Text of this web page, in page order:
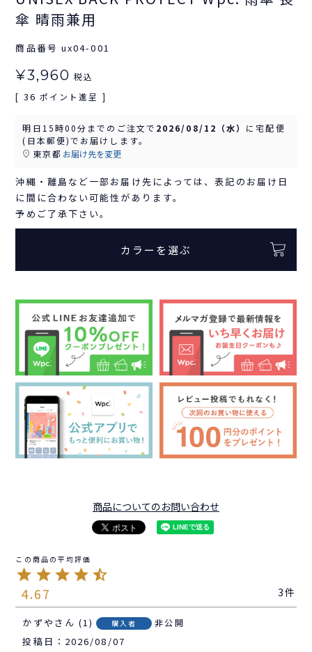
傘 晴雨兼用
商品番号 ux04-001
¥3,960 税込
[ 36 ポイント進呈 ]
明日 15時00分 までのご注文で 2026/08/12（水） に宅配便
(日本郵便)でお届けします。
東京都 お届け先を変更
沖縄・離島など一部お届け先によっては、表記のお届け日
に間に合わない可能性があります。
予めご了承下さい。
カラーを選ぶ
商品についてのお問い合わせ
4.67 3
かずや 1 購入者 非公開
投稿日 2026/08/07